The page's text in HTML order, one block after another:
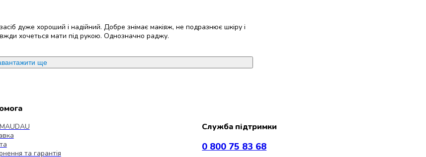
дуже хороший і надійний. Добре знімає макіяж, не подразнює шкіру і
хочеться мати під рукою. Однозначно раджу.
ще
та гарантія
Служба підтримки
0 800 75 83 68